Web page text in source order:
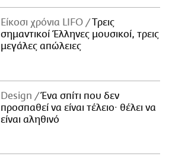
Είκοσι χρόνια LIFO
Tρεις
σημαντικοί Έλληνες μουσικοί, τρεις
μεγάλες απώλειες
Design
Ένα σπίτι που δεν
προσπαθεί να είναι τέλειο· θέλει να
είναι αληθινό